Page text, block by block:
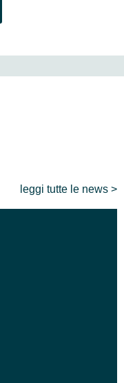
leggi tutte le news >